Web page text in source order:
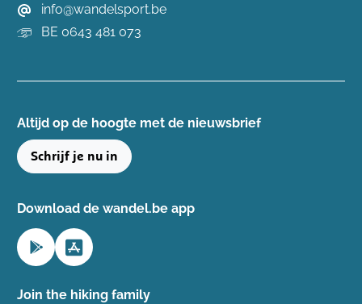
info@wandelsport.be
BE 0643 481 073
Altijd op de hoogte ​met de nieuwsbrief
Schrijf je nu in
Download de wandel.be app
Join the hiking family